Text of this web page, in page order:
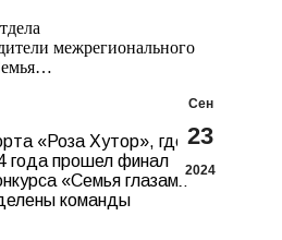
межрегионального
Сен
23
2024
«Роза Хутор», где с 17
года прошел финал
«Семья глазами
команды